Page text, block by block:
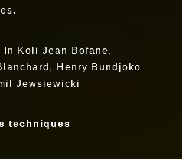
In Koli Jean Bofane,
Henry Bundjoko
Jewsiewicki
techniques